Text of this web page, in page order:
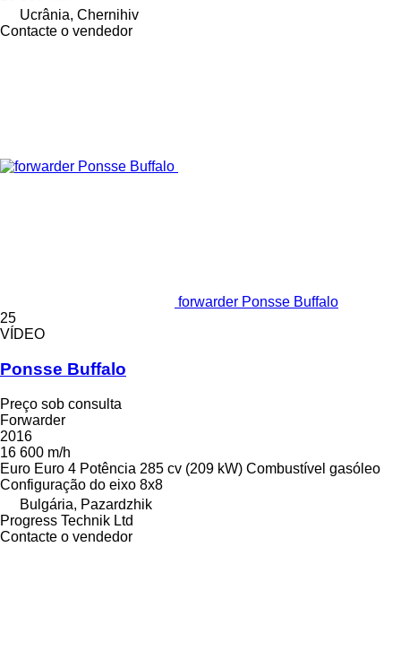
Ucrânia, Chernihiv
Contacte o vendedor
forwarder Ponsse Buffalo
25
VÍDEO
Ponsse Buffalo
Preço sob consulta
Forwarder
2016
16 600 m/h
Euro Euro 4 Potência 285 cv (209 kW) Combustível gasóleo
Configuração do eixo 8x8
Bulgária, Pazardzhik
Progress Technik Ltd
Contacte o vendedor